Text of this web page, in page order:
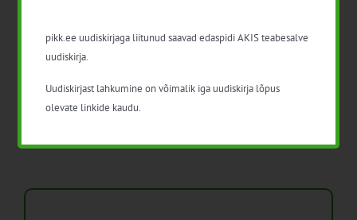
pikk.ee uudiskirjaga liitunud saavad edaspidi AKIS teabesalve
uudiskirja.
Uudiskirjast lahkumine on võimalik iga uudiskirja lõpus
olevate linkide kaudu.